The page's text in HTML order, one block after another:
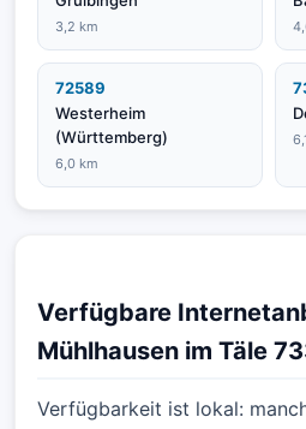
3,2 km
72589
Westerheim
(Württemberg)
6,0 km
Verfügbare
Mühlhausen im Täle
Verfügbarkeit ist lokal: